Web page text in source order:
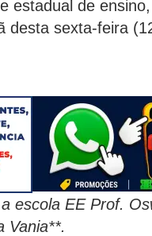
estadual de
desta sexta-feira
escola EE Prof.
Vania**.